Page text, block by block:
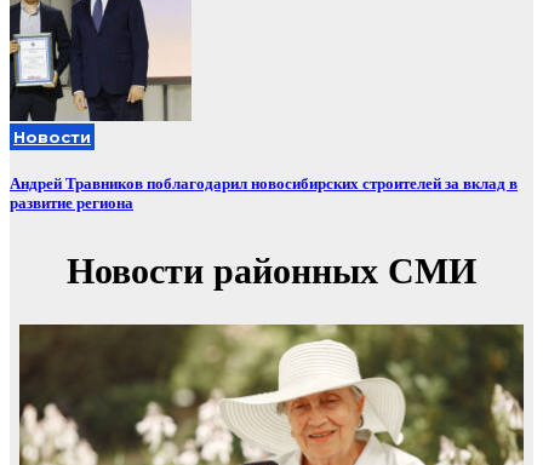
Новости
Андрей Травников поблагодарил новосибирских строителей за вклад в
развитие региона